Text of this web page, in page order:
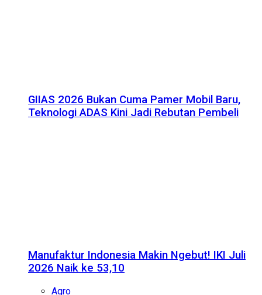
GIIAS 2026 Bukan Cuma Pamer Mobil Baru,
Teknologi ADAS Kini Jadi Rebutan Pembeli
Manufaktur Indonesia Makin Ngebut! IKI Juli
2026 Naik ke 53,10
Agro